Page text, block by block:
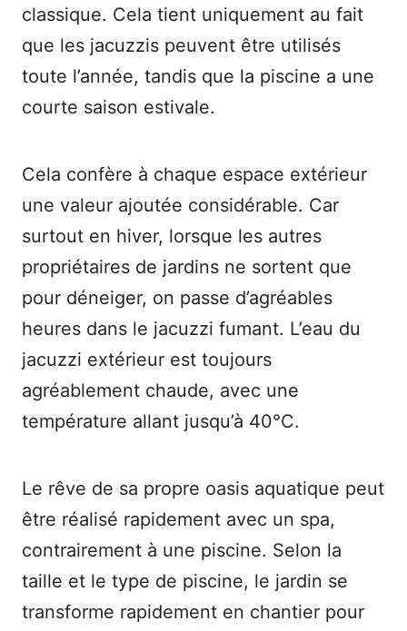
classique. Cela tient uniquement au fait
que les jacuzzis peuvent être utilisés
toute l’année, tandis que la piscine a une
courte saison estivale.
Cela confère à chaque espace extérieur
une valeur ajoutée considérable. Car
surtout en hiver, lorsque les autres
propriétaires de jardins ne sortent que
pour déneiger, on passe d’agréables
heures dans le jacuzzi fumant. L’eau du
jacuzzi extérieur est toujours
agréablement chaude, avec une
température allant jusqu’à 40°C.
Le rêve de sa propre oasis aquatique peut
être réalisé rapidement avec un spa,
contrairement à une piscine. Selon la
taille et le type de piscine, le jardin se
transforme rapidement en chantier pour